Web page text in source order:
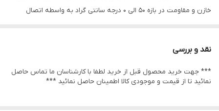
خازن و مقاومت در بازه 50 الی 0 درجه سانتی گراد به واسطه اتصال
ارگونومیک، استفاده از آن، بیش از پیش آسان می­نماید و امکان تجربه
دریافت پاسخی سریع خصوصاً در سیم های بدون پوشش را فراهم می­
نقد و بررسی
*** جهت خرید محصول قبل از خرید لطفا با کارشناسان ما تماس حاصل
نمائید تا از قیمت و موجودی کالا اطمینان حاصل نمائید ***